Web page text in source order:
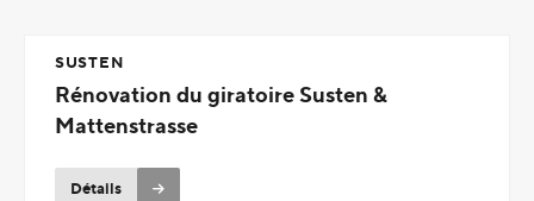
SUSTEN
Rénovation du giratoire Susten &
Mattenstrasse
Détails